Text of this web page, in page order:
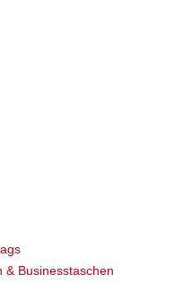
& Businesstaschen